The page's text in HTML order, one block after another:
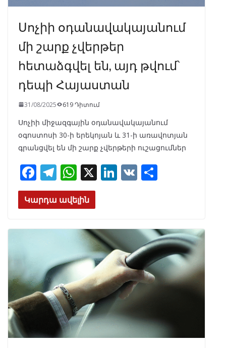
Սոչիի օդանավակայանում
մի շարք չվերթեր
հետաձգվել են, այդ թվում՝
դեպի Հայաստան
31/08/2025 619 Դիտում
Սոչիի միջազգային օդանավակայանում
օգոստոսի 30-ի երեկոյան և 31-ի առավոտյան
գրանցվել են մի շարք չվերթերի ուշացումներ
F
ac
e
k
T
el
e
m
W
h
at
A
p
p
X Li
dI
n
V
Կարդա ավելին